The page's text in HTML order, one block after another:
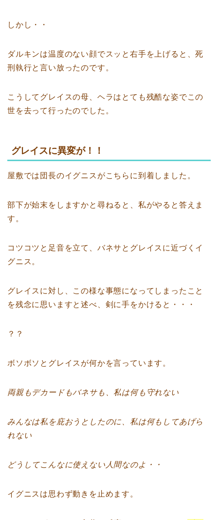
しかし・・
ダルキンは温度のない顔でスッと右手を上げると、死
刑執行と言い放ったのです。
こうしてグレイスの母、ヘラはとても残酷な姿でこの
世を去って行ったのでした。
グレイスに異変が！！
屋敷では団長のイグニスがこちらに到着しました。
部下が始末をしますかと尋ねると、私がやると答えま
す。
コツコツと足音を立て、バネサとグレイスに近づくイ
グニス。
グレイスに対し、この様な事態になってしまったこと
を残念に思いますと述べ、剣に手をかけると・・・
？？
ボソボソとグレイスが何かを言っています。
両親もデカードもバネサも、私は何も守れない
みんなは私を庇おうとしたのに、私は何もしてあげら
れない
どうしてこんなに使えない人間なのよ・・
イグニスは思わず動きを止めます。